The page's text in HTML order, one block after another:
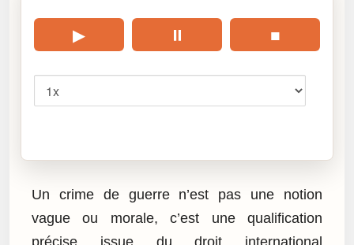
▶ ⏸ ■
Un crime de guerre n’est pas une notion
vague ou morale, c’est une qualification